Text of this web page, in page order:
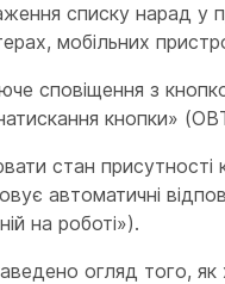
списку нарад у
мобільних
сповіщення з
кнопки»
стан присутності
автоматичні
на роботі»).
огляд того,